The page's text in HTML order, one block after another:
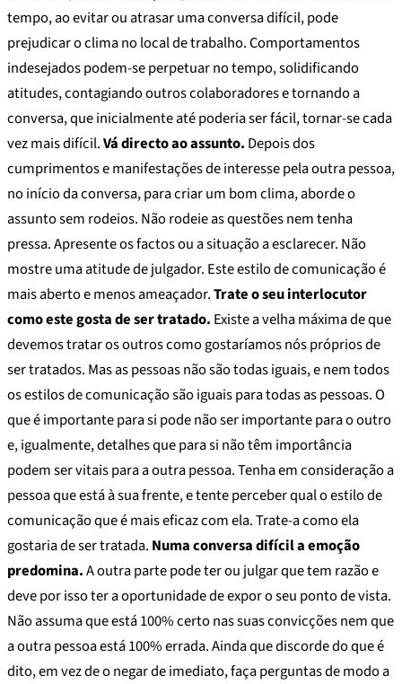
tempo, ao evitar ou atrasar uma conversa difícil, pode
prejudicar o clima no local de trabalho. Comportamentos
indesejados podem-se perpetuar no tempo, solidificando
atitudes, contagiando outros colaboradores e tornando a
conversa, que inicialmente até poderia ser fácil, tornar-se cada
vez mais difícil.Vá directo ao assunto. Depois dos
cumprimentos e manifestações de interesse pela outra pessoa,
no início da conversa, para criar um bom clima, aborde o
assunto sem rodeios. Não rodeie as questões nem tenha
pressa. Apresente os factos ou a situação a esclarecer. Não
mostre uma atitude de julgador. Este estilo de comunicação é
mais aberto e menos ameaçador.Trate o seu interlocutor
como este gosta de ser tratado. Existe a velha máxima de que
devemos tratar os outros como gostaríamos nós próprios de
ser tratados. Mas as pessoas não são todas iguais, e nem todos
os estilos de comunicação são iguais para todas as pessoas. O
que é importante para si pode não ser importante para o outro
e, igualmente, detalhes que para si não têm importância
podem ser vitais para a outra pessoa. Tenha em consideração a
pessoa que está à sua frente, e tente perceber qual o estilo de
comunicação que é mais eficaz com ela. Trate-a como ela
gostaria de ser tratada. Numa conversa difícil a emoção
predomina.A outra parte pode ter ou julgar que tem razão e
deve por isso ter a oportunidade de expor o seu ponto de vista.
Não assuma que está 100% certo nas suas convicções nem que
a outra pessoa está 100% errada. Ainda que discorde do que é
dito, em vez de o negar de imediato, faça perguntas de modo a